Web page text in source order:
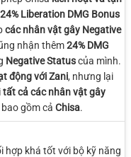
24% Liberation DMG Bonus
các nhân vật gây Negative
nhận thêm24% DMG
Negative Statuscủa mình.
động với Zani, nhưng lại
tất cả các nhân vật gây
bao gồm cả Chisa.
hợp khá tốt với bộ kỹ năng